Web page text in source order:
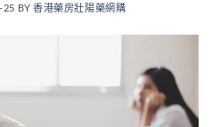
25 BY香港藥房壯陽藥網購